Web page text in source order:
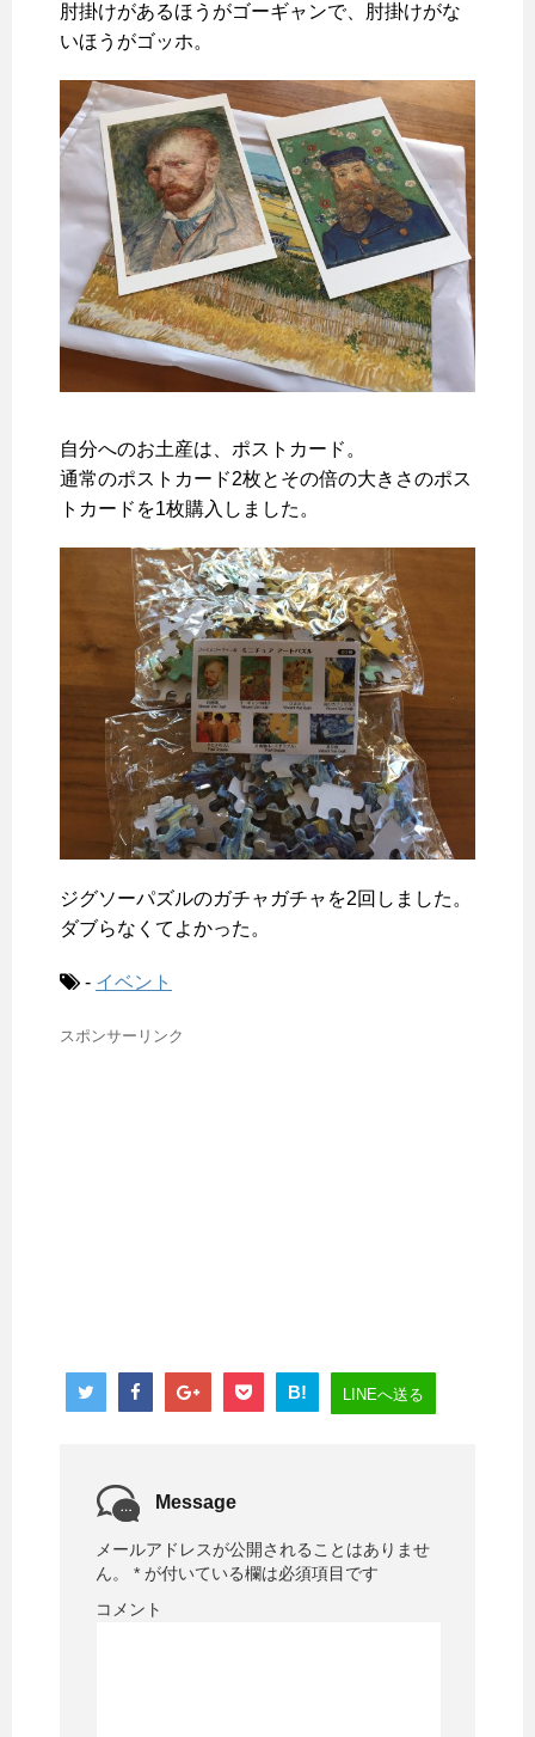
肘掛けがあるほうがゴーギャンで、肘掛けがな
いほうがゴッホ。
自分へのお土産は、ポストカード。
通常のポストカード2枚とその倍の大きさのポス
トカードを1枚購入しました。
ジグソーパズルのガチャガチャを2回しました。
ダブらなくてよかった。
- イベント
スポンサーリンク
B! LINEへ送る
Message
メールアドレスが公開されることはありませ
ん。
* が付いている欄は必須項目です
コメント